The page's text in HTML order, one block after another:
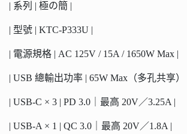
| 系列 | 極の簡 |
| 型號 | KTC-P333U |
| 電源規格 | AC 125V / 15A / 1650W Max |
| USB 總輸出功率 | 65W Max（多孔共享）
| USB-C × 3 | PD 3.0｜最高 20V／3.25A |
| USB-A × 1 | QC 3.0｜最高 20V／1.8A |